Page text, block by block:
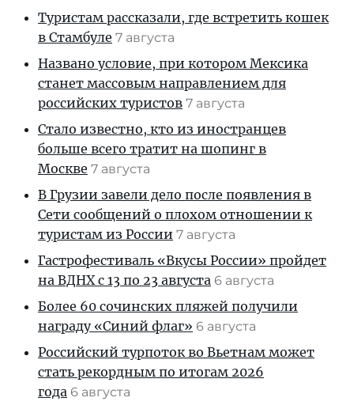
Туристам рассказали, где встретить кошек
в Стамбуле 7 августа
Названо условие, при котором Мексика
станет массовым направлением для
российских туристов 7 августа
Стало известно, кто из иностранцев
больше всего тратит на шопинг в
Москве 7 августа
В Грузии завели дело после появления в
Сети сообщений о плохом отношении к
туристам из России 7 августа
Гастрофестиваль «Вкусы России» пройдет
на ВДНХ с 13 по 23 августа 6 августа
Более 60 сочинских пляжей получили
награду «Синий флаг» 6 августа
Российский турпоток во Вьетнам может
стать рекордным по итогам 2026
года 6 августа